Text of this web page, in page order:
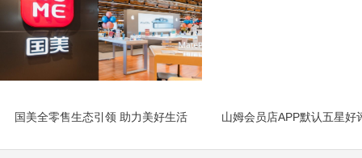
国美全零售生态引领 助力美好生活